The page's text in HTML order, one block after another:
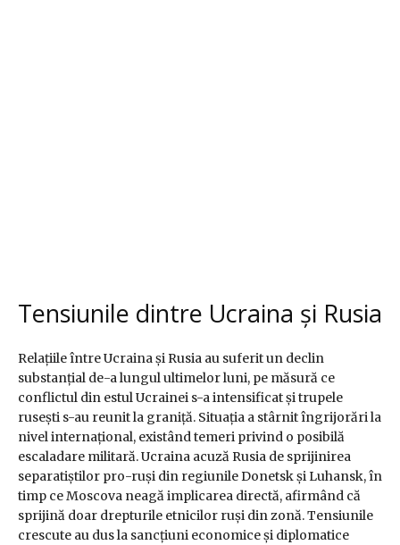
Tensiunile dintre Ucraina și Rusia
Relațiile între Ucraina și Rusia au suferit un declin
substanțial de-a lungul ultimelor luni, pe măsură ce
conflictul din estul Ucrainei s-a intensificat și trupele
rusești s-au reunit la graniță. Situația a stârnit îngrijorări la
nivel internațional, existând temeri privind o posibilă
escaladare militară. Ucraina acuză Rusia de sprijinirea
separatiștilor pro-ruși din regiunile Donetsk și Luhansk, în
timp ce Moscova neagă implicarea directă, afirmând că
sprijină doar drepturile etnicilor ruși din zonă. Tensiunile
crescute au dus la sancțiuni economice și diplomatice